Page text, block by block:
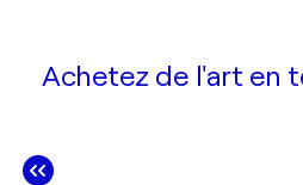
Achetez de l'art en